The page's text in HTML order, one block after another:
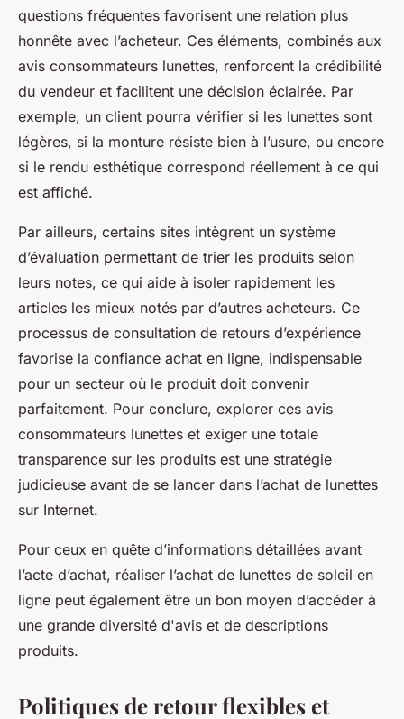
questions fréquentes favorisent une relation plus
honnête avec l’acheteur. Ces éléments, combinés aux
avis consommateurs lunettes, renforcent la crédibilité
du vendeur et facilitent une décision éclairée. Par
exemple, un client pourra vérifier si les lunettes sont
légères, si la monture résiste bien à l’usure, ou encore
si le rendu esthétique correspond réellement à ce qui
est affiché.
Par ailleurs, certains sites intègrent un système
d’évaluation permettant de trier les produits selon
leurs notes, ce qui aide à isoler rapidement les
articles les mieux notés par d’autres acheteurs. Ce
processus de consultation de retours d’expérience
favorise la confiance achat en ligne, indispensable
pour un secteur où le produit doit convenir
parfaitement. Pour conclure, explorer ces avis
consommateurs lunettes et exiger une totale
transparence sur les produits est une stratégie
judicieuse avant de se lancer dans l’achat de lunettes
sur Internet.
Pour ceux en quête d’informations détaillées avant
l’acte d’achat, réaliser l’achat de lunettes de soleil en
ligne peut également être un bon moyen d’accéder à
une grande diversité d'avis et de descriptions
produits.
Politiques de retour flexibles et